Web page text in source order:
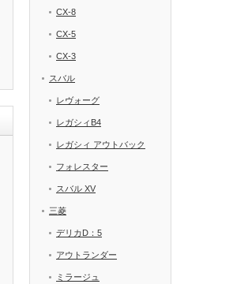
CX-8
CX-5
CX-3
スバル
レヴォーグ
レガシィB4
レガシィ アウトバック
フォレスター
スバル XV
三菱
デリカD：5
アウトランダー
ミラージュ